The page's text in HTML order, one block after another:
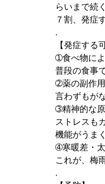
らいまで続
７割、発症
.
【発症する
➀食べ物に
普段の食事
➁薬の副作用
言わずもが
➂精神的な
ストレスも
機能がうま
➃寒暖差・
これが、梅
.